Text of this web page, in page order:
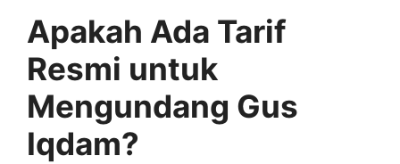
Apakah Ada Tarif
Resmi untuk
Mengundang Gus
Iqdam?